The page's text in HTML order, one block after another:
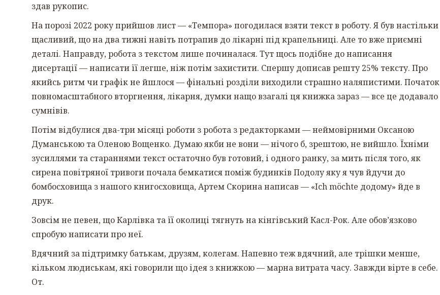
здав рукопис.
На порозі 2022 року прийшов лист — «Темпора» погодилася взяти текст в роботу. Я був настільки
щасливий, що на два тижні навіть потрапив до лікарні під крапельниці. Але то вже приємні
деталі. Направду, робота з текстом лише починалася. Тут щось подібне до написання
дисертації — написати її легше, ніж потім захистити. Спершу дописав решту 25% тексту. Про
якийсь ритм чи графік не йшлося — фінальні розділи виходили страшно наляпистими. Початок
повномасштабного вторгнення, лікарня, думки нащо взагалі ця книжка зараз — все це додавало
сумнівів.
Потім відбулися два-три місяці роботи з робота з редакторками — неймовірними Оксаною
Думанською та Оленою Вощенко. Думаю якби не вони — нічого б, зрештою, не вийшло. Їхніми
зусиллями та стараннями текст остаточно був готовий, і одного ранку, за мить після того, як
сирена повітряної тривоги почала бемкатися поміж будинків Подолу яку я чув йдучи до
бомбосховища з нашого книгосховища, Артем Скорина написав — «Ich möchte додому» йде в
друк.
Зовсім не певен, що Карлівка та її околиці тягнуть на кінгівський Касл-Рок. Але обов’язково
спробую написати про неї.
Вдячний за підтримку батькам, друзям, колегам. Напевно теж вдячний, але трішки менше,
кільком людиськам, які говорили що ідея з книжкою — марна витрата часу. Завжди вірте в себе.
От.